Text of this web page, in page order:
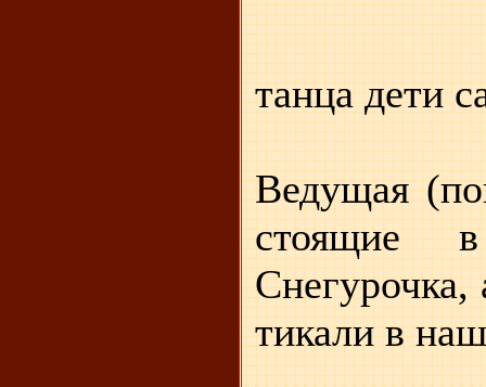
танца дети
Ведущая
стоящие
Снегурочка,
тикали в